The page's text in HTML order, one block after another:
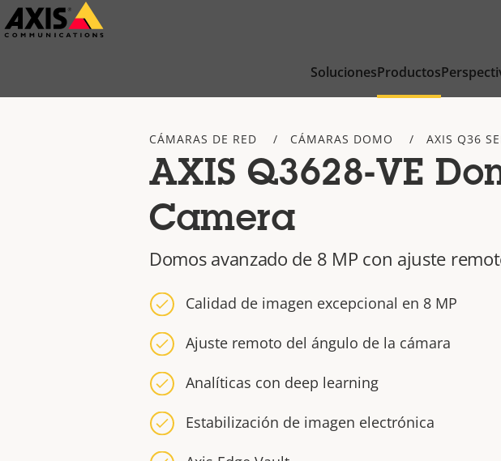
Saltar
al
SolucionesProductos
CÁMARAS DE RED CÁMARAS DOMO AXIS Q36
AXIS Q3628-VE
Camera
Domos avanzado de 8 MP con ajuste
Calidad de imagen excepcional en 8 MP
Ajuste remoto del ángulo de la cámara
Analíticas con deep learning
Estabilización de imagen electrónica